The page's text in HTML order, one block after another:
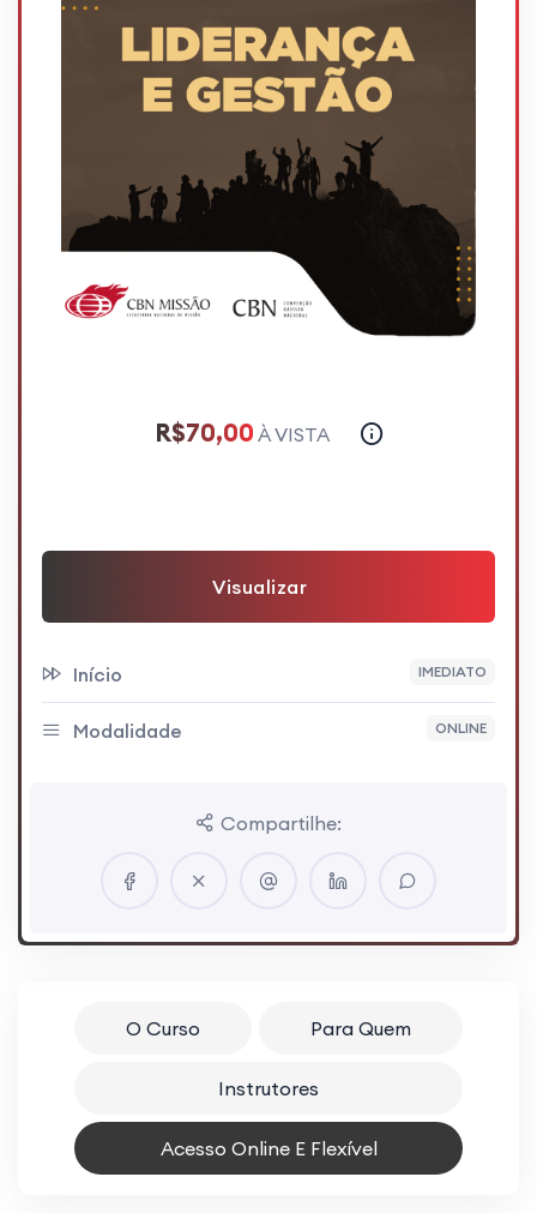
R$70,00 À VISTA
Visualizar
Início IMEDIATO
Modalidade ONLINE
Compartilhe:
O Curso Para Quem
Instrutores
Acesso Online E Flexível